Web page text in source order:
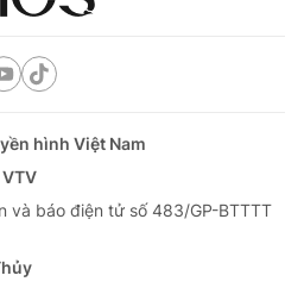
hình Việt Nam
và báo điện tử số 483/GP-BTTTT